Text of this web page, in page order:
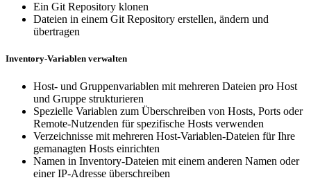
Ein Git Repository klonen
Dateien in einem Git Repository erstellen, ändern und
übertragen
Inventory-Variablen verwalten
Host- und Gruppenvariablen mit mehreren Dateien pro Host
und Gruppe strukturieren
Spezielle Variablen zum Überschreiben von Hosts, Ports oder
Remote-Nutzenden für spezifische Hosts verwenden
Verzeichnisse mit mehreren Host-Variablen-Dateien für Ihre
gemanagten Hosts einrichten
Namen in Inventory-Dateien mit einem anderen Namen oder
einer IP-Adresse überschreiben